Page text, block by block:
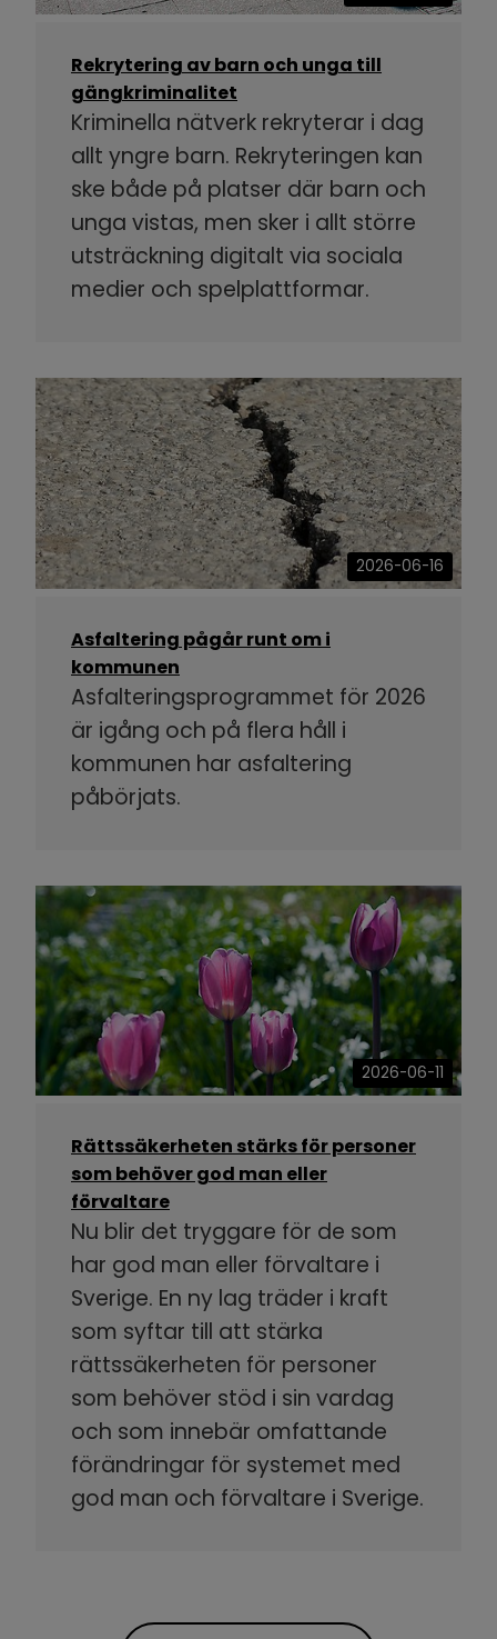
Rekrytering av barn och unga till
gängkriminalitet
Kriminella nätverk rekryterar i dag
allt yngre barn. Rekryteringen kan
ske både på platser där barn och
unga vistas, men sker i allt större
utsträckning digitalt via sociala
medier och spelplattformar.
2026-06-16
Asfaltering pågår runt om i
kommunen
Asfalteringsprogrammet för 2026
är igång och på flera håll i
kommunen har asfaltering
påbörjats.
2026-06-11
Rättssäkerheten stärks för personer
som behöver god man eller
förvaltare
Nu blir det tryggare för de som
har god man eller förvaltare i
Sverige. En ny lag träder i kraft
som syftar till att stärka
rättssäkerheten för personer
som behöver stöd i sin vardag
och som innebär omfattande
förändringar för systemet med
god man och förvaltare i Sverige.